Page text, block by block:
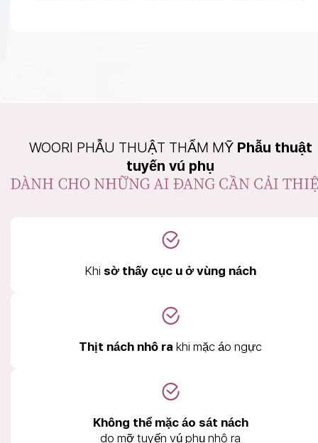
WOORI PHẪU THUẬT THẨM MỸ Phẫu thuật
tuyến vú phụ
Khi sờ thấy cục u ở vùng nách
Thịt nách nhô ra khi mặc áo ngực
Không thể mặc áo sát nách
do mỡ tuyến vú phụ nhô ra